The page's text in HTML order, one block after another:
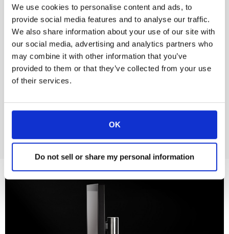
We use cookies to personalise content and ads, to
provide social media features and to analyse our traffic.
We also share information about your use of our site with
our social media, advertising and analytics partners who
may combine it with other information that you’ve
provided to them or that they’ve collected from your use
of their services.
OK
Do not sell or share my personal information
reception e lascia una scrivania totalmente pulita,
priva di cavi visibili. La base del monitor è
installata sulla superficie e la sua connettività è
posizionata sotto il tavolo. La scrivania rimane
libera da qualsiasi cavo visibile.
21,5" Full HD
Altezza regolabile motorizzata
Rotazione di 140º